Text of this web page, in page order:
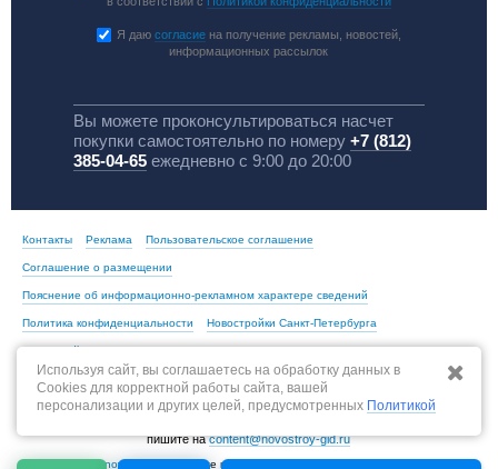
Я даю согласиена получение рекламы, новостей,
информационных рассылок
Вы можете проконсультироваться насчет
покупки самостоятельно по номеру +7 (812)
385-04-65ежедневно с 9:00 до 20:00
Контакты Реклама Пользовательское соглашение
Соглашение о размещении
Пояснение об информационно-рекламном характере сведений
Политика конфиденциальности Новостройки Санкт-Петербурга
Новостройки Москвы
пишите наcontent@novostroy-gid.ru
© 2013-2026 -novostroy-gid.ru - Все новостройки Санкт-Петербурга и области |
Используя сайт, вы соглашаетесь на обработку данных в
Cookies для корректной работы сайта, вашей
персонализации и других целей, предусмотренных Политикой